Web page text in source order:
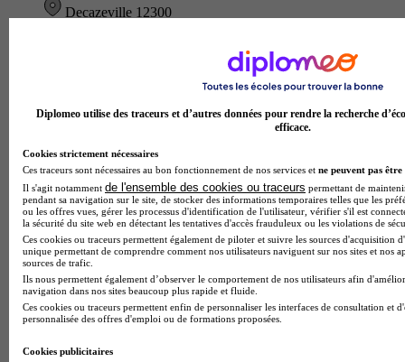
Decazeville 12300
forme des innovateurs capables de concevoir les produits
Lycée général et technologique Champollion
Bac techno - STI2D sciences et technologies de l'industrie et
innovation technologique et éco-conception
Diplomeo utilise des traceurs et d’autres données pour rendre la recherche
efficace.
Cookies strictement nécessaires
Ces traceurs sont nécessaires au bon fonctionnement de nos services et ne peuvent pas être
Il s'agit notamment de l'ensemble des cookies ou traceurs permettant de
pendant sa navigation sur le site, de stocker des informations temporaires telles que les
ou les offres vues, gérer les processus d'identification de l'utilisateur, vérifier s'il est
la sécurité du site web en détectant les tentatives d'accès frauduleux ou les violations de
Ces cookies ou traceurs permettent également de piloter et suivre les sources d'acquisition
unique permettant de comprendre comment nos utilisateurs naviguent sur nos sites et nos
sources de trafic.
Ils nous permettent également d’observer le comportement de nos utilisateurs afin
navigation dans nos sites beaucoup plus rapide et fluide.
Ces cookies ou traceurs permettent enfin de personnaliser les interfaces de consultation et
personnalisée des offres d'emploi ou de formations proposées.
Cookies publicitaires